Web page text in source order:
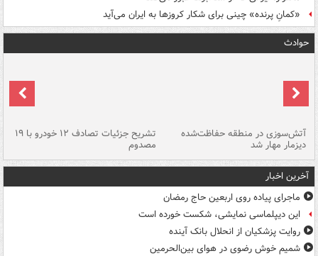
«کمانِ پرنده» چینی برای شکار کروزها به ایران می‌آید
حوادث
آتش‌سوزی در منطقه حفاظت‌شده
دیزمار مهار شد
تشریح جزئیات تصادف ۱۲ خودرو با ۱۹
مصدوم
آخرین اخبار
ماجرای پیاده روی اربعین حاج رمضان
این دیپلماسی نمایشی، شکست خورده است
روایت پزشکیان از انحلال بانک آینده
شمیم خوش رضوی در هوای بین‌الحرمین